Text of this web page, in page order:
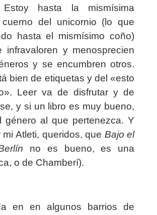
Estoy hasta la mismísima
del unicornio (lo que
hasta el mismísimo coño)
infravaloren y menosprecien
y se encumbren otros.
bien de etiquetas y del «esto
Leer va de disfrutar y de
y si un libro es muy bueno,
género al que pertenezca. Y
Atleti, queridos, que Bajo el
no es bueno, es una
o de Chamberí).
en en algunos barrios de